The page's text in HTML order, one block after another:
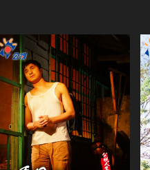
共1集
演員
王少偉
張靜文
高伊玲
羅北安